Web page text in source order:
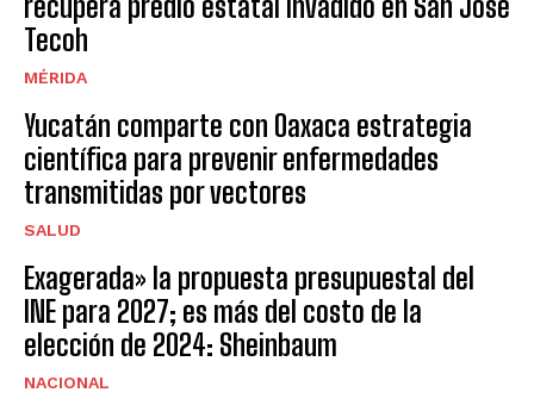
recupera predio estatal invadido en San José
Tecoh
MÉRIDA
Yucatán comparte con Oaxaca estrategia
científica para prevenir enfermedades
transmitidas por vectores
SALUD
Exagerada» la propuesta presupuestal del
INE para 2027; es más del costo de la
elección de 2024: Sheinbaum
NACIONAL